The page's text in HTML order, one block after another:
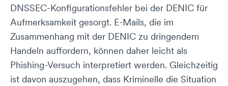
DNSSEC-Konfigurationsfehler bei der DENIC für
Aufmerksamkeit gesorgt. E-Mails, die im
Zusammenhang mit der DENIC zu dringendem
Handeln auffordern, können daher leicht als
Phishing-Versuch interpretiert werden. Gleichzeitig
ist davon auszugehen, dass Kriminelle die Situation